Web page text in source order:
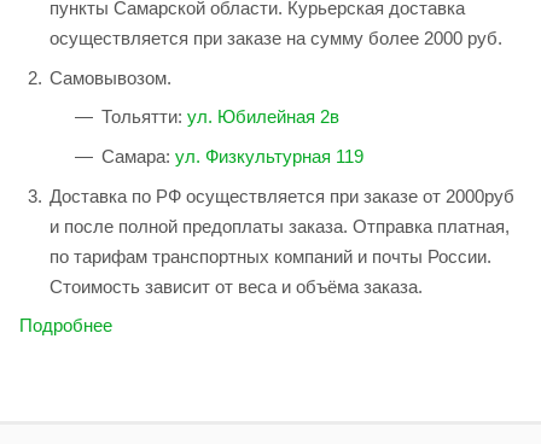
пункты Самарской области. Курьерская доставка
осуществляется при заказе на сумму более 2000 руб.
Самовывозом.
Тольятти: ул. Юбилейная 2в
Самара: ул. Физкультурная 119
Доставка по РФ осуществляется при заказе от 2000руб
и после полной предоплаты заказа. Отправка платная,
по тарифам транспортных компаний и почты России.
Стоимость зависит от веса и объёма заказа.
Подробнее